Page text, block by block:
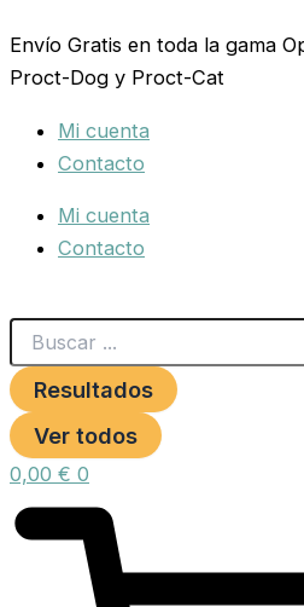
al
contenido
Envío Gratis en toda la gama
Proct-Dog y Proct-Cat
Mi cuenta
Contacto
Mi cuenta
Contacto
...
Resultados
Ver todos
0,00 € 0
TORNADO
M
cantidad